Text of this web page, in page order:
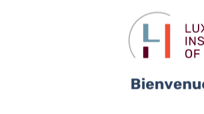
impact sur la santé cardio-métabolique. Le
caractéristiques du quartier et la santé cardio-
mieux soutenir l’équité en matière de santé.